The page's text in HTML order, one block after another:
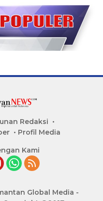
Redaksi
Profil Media
Kami
Global Media -